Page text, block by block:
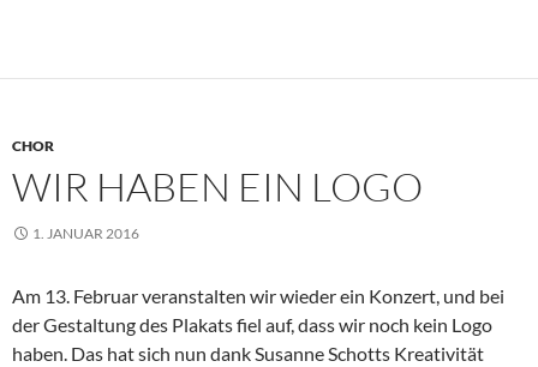
CHOR
WIR HABEN EIN LOGO
1. JANUAR 2016
Am 13. Februar veranstalten wir wieder ein Konzert, und bei
der Gestaltung des Plakats fiel auf, dass wir noch kein Logo
haben. Das hat sich nun dank Susanne Schotts Kreativität